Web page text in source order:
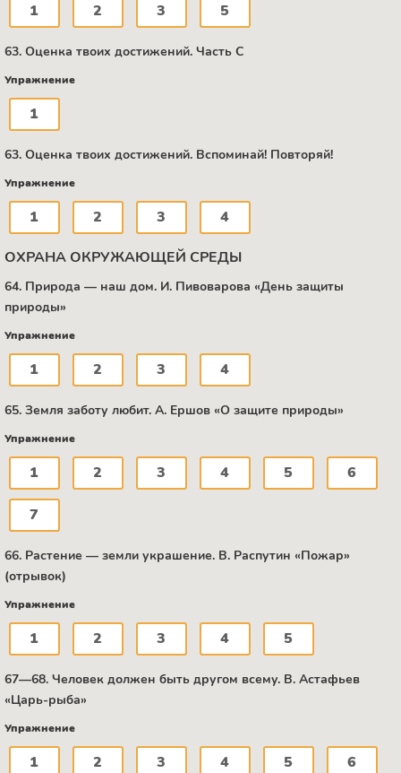
1 2 3 5
63. Оценка твоих достижений. Часть С
Упражнение
1
63. Оценка твоих достижений. Вспоминай! Повторяй!
Упражнение
1 2 3 4
ОХРАНА ОКРУЖАЮЩЕЙ СРЕДЫ
64. Природа — наш дом. И. Пивоварова «День защиты
природы»
Упражнение
1 2 3 4
65. Земля заботу любит. A. Ершов «О защите природы»
Упражнение
1 2 3 4 5 6
7
66. Растение — земли украшение. B. Распутин «Пожар»
(отрывок)
Упражнение
1 2 3 4 5
67—68. Человек должен быть другом всему. B. Астафьев
«Царь-рыба»
Упражнение
1 2 3 4 5 6